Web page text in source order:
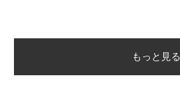
もっと見る